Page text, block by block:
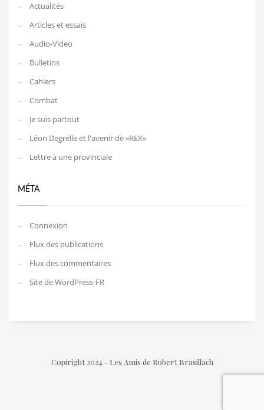
Actualités
Articles et essais
Audio-Video
Bulletins
Cahiers
Combat
Je suis partout
Léon Degrelle et l'avenir de «REX»
Lettre à une provinciale
MÉTA
Connexion
Flux des publications
Flux des commentaires
Site de WordPress-FR
Copiright 2024 - Les Amis de Robert Brasillach